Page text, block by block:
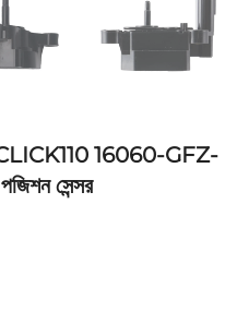
CLICK110 16060-GFZ-
সেন্সর